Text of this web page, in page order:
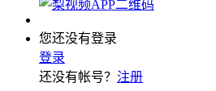
您还没有登录
登录
还没有帐号？ 注册